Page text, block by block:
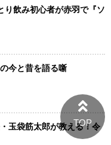
り飲み初心者が赤羽で『ソ
今と昔を語る噺
玉袋筋太郎が教える！令